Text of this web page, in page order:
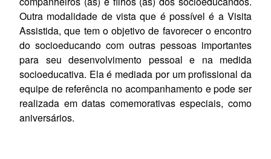
Outra modalidade de vista que é possível é a Visita
Assistida, que tem o objetivo de favorecer o encontro
do socioeducando com outras pessoas importantes
para seu desenvolvimento pessoal e na medida
socioeducativa. Ela é mediada por um profissional da
equipe de referência no acompanhamento e pode ser
realizada em datas comemorativas especiais, como
aniversários.